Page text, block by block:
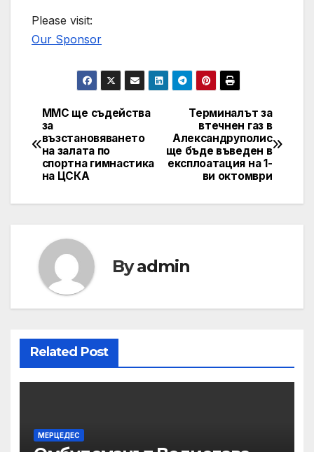
Please visit:
Our Sponsor
Post
navigation
Терминалът за
втечнен газ в
Александруполис
ще бъде въведен в
експлоатация на 1-
ви октомври
ММС ще съдейства
за
възстановяването
на залата по
спортна гимнастика
на ЦСКА
Byadmin
Related Post
МЕРЦЕДЕС